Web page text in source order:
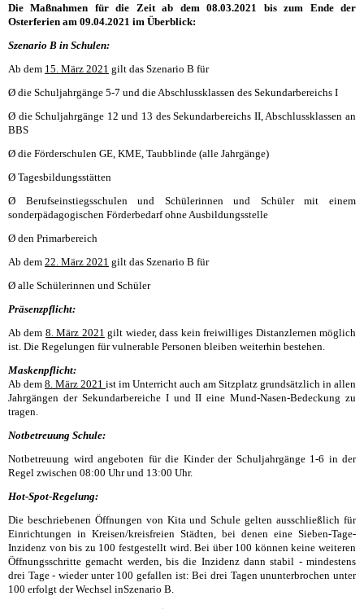
Die Maßnahmen für die Zeit ab dem 08.03.2021 bis zum Ende der
Osterferien am 09.04.2021 im Überblick:
Szenario B in Schulen:
Ab dem 15. März 2021 gilt das Szenario B für
Ø die Schuljahrgänge 5-7 und die Abschlussklassen des Sekundarbereichs I
Ø die Schuljahrgänge 12 und 13 des Sekundarbereichs II, Abschlussklassen an
BBS
Ø die Förderschulen GE, KME, Taubblinde (alle Jahrgänge)
Ø Tagesbildungsstätten
Ø Berufseinstiegsschulen und Schülerinnen und Schüler mit einem
sonderpädagogischen Förderbedarf ohne Ausbildungsstelle
Ø den Primarbereich
Ab dem 22. März 2021 gilt das Szenario B für
Ø alle Schülerinnen und Schüler
Präsenzpflicht:
Ab dem 8. März 2021 gilt wieder, dass kein freiwilliges Distanzlernen möglich
ist. Die Regelungen für vulnerable Personen bleiben weiterhin bestehen.
Maskenpflicht:
Ab dem 8. März 2021 ist im Unterricht auch am Sitzplatz grundsätzlich in allen
Jahrgängen der Sekundarbereiche I und II eine Mund-Nasen-Bedeckung zu
tragen.
Notbetreuung Schule:
Notbetreuung wird angeboten für die Kinder der Schuljahrgänge 1-6 in der
Regel zwischen 08:00 Uhr und 13:00 Uhr.
Hot-Spot-Regelung:
Die beschriebenen Öffnungen von Kita und Schule gelten ausschließlich für
Einrichtungen in Kreisen/kreisfreien Städten, bei denen eine Sieben-Tage-
Inzidenz von bis zu 100 festgestellt wird. Bei über 100 können keine weiteren
Öffnungsschritte gemacht werden, bis die Inzidenz dann stabil - mindestens
drei Tage - wieder unter 100 gefallen ist: Bei drei Tagen ununterbrochen unter
100 erfolgt der Wechsel inSzenario B.